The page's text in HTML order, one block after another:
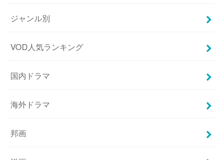
ジャンル別
VOD人気ランキング
国内ドラマ
海外ドラマ
邦画